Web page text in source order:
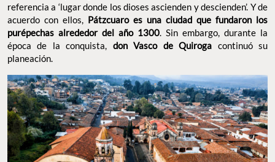
referencia a ‘lugar donde los dioses ascienden y descienden’. Y de
acuerdo con ellos, Pátzcuaro es una ciudad que fundaron los
purépechas alrededor del año 1300. Sin embargo, durante la
época de la conquista, don Vasco de Quiroga continuó su
planeación.